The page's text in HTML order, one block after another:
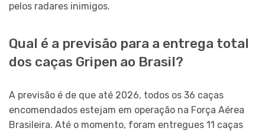
pelos radares inimigos.
Qual é a previsão para a entrega total
dos caças Gripen ao Brasil?
A previsão é de que até 2026, todos os 36 caças
encomendados estejam em operação na Força Aérea
Brasileira. Até o momento, foram entregues 11 caças